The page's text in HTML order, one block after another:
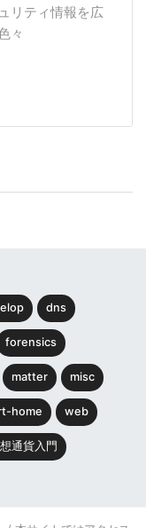
リティ情報を広
々
dns
forensics
matter misc
home web
通貨入門